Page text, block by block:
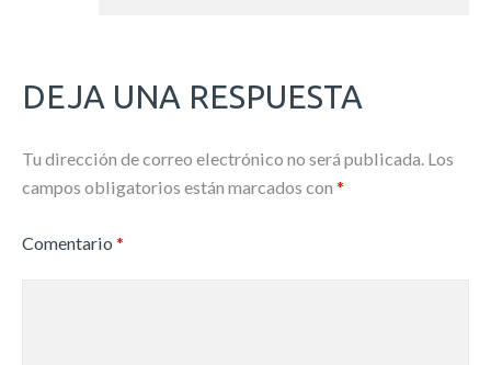
DEJA UNA RESPUESTA
Tu dirección de correo electrónico no será publicada. Los
campos obligatorios están marcados con *
Comentario *